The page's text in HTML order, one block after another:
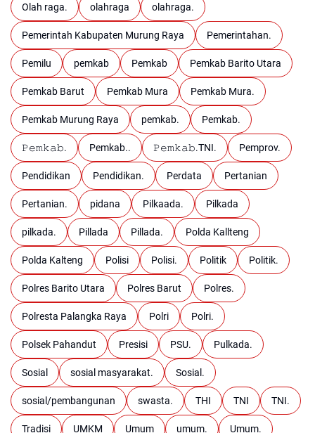
Olah raga. olahraga olahraga.
Pemerintah Kabupaten Murung Raya Pemerintahan.
Pemilu pemkab Pemkab Pemkab Barito Utara
Pemkab Barut Pemkab Mura Pemkab Mura.
Pemkab Murung Raya pemkab. Pemkab.
𝙿𝚎𝚖𝚔𝚊𝚋. Pemkab.. 𝙿𝚎𝚖𝚔𝚊𝚋.TNI. Pemprov.
Pendidikan Pendidikan. Perdata Pertanian
Pertanian. pidana Pilkaada. Pilkada
pilkada. Pillada Pillada. Polda Kallteng
Polda Kalteng Polisi Polisi. Politik Politik.
Polres Barito Utara Polres Barut Polres.
Polresta Palangka Raya Polri Polri.
Polsek Pahandut Presisi PSU. Pulkada.
Sosial sosial masyarakat. Sosial.
sosial/pembangunan swasta. THI TNI TNI.
Tradisi UMKM Umum umum. Umum.